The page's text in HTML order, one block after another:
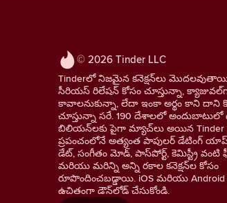
© 2026 Tinder LLC
Tinderలో నిజమైన కనెక్షన్‌లు
సీరియస్ రిలేషన్ కోసం చూస్తున్నా,
కావాలనుకున్నా, లేదా ఇంకా అర్థం కాని దాని
చూస్తున్నా సరే. 190 దేశాలలో అందుబాటులో
బిలియన్‌లకు పైగా మ్యాచ్‌లు అయిన Tinder
ప్రపంచంలోనే అత్యంత పాపులర్ డేటింగ్
డేట్, సంగీతం మోడ్, పాస్‌పోర్ట్, కెమిస్ట్రీ వంటి
మరియు మరిన్ని అన్ని రకాల కనెక్షన్‌ల కోసం
రూపొందించబడ్డాయి. iOS మరియు
ఉచితంగా డౌన్‌లోడ్ చేసుకోండి.